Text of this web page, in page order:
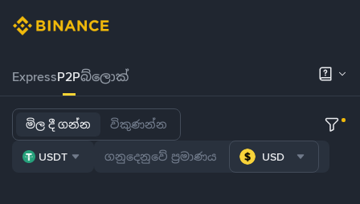
ExpressP2Pබ්ලොක්
මිල දී ගන්න විකුණන්න
USDT USD